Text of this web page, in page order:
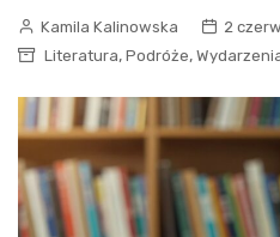
Kamila Kalinowska
2
Literatura, Podróże,